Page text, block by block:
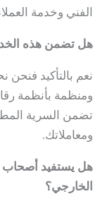
الفني وخدمة
هل تضمن هذه
نعم بالتأكيد
ومنظمة بأنظمة
تضمن السرية
ومعاملاتك.
هل يستفيد أصحاب
الخارجي؟